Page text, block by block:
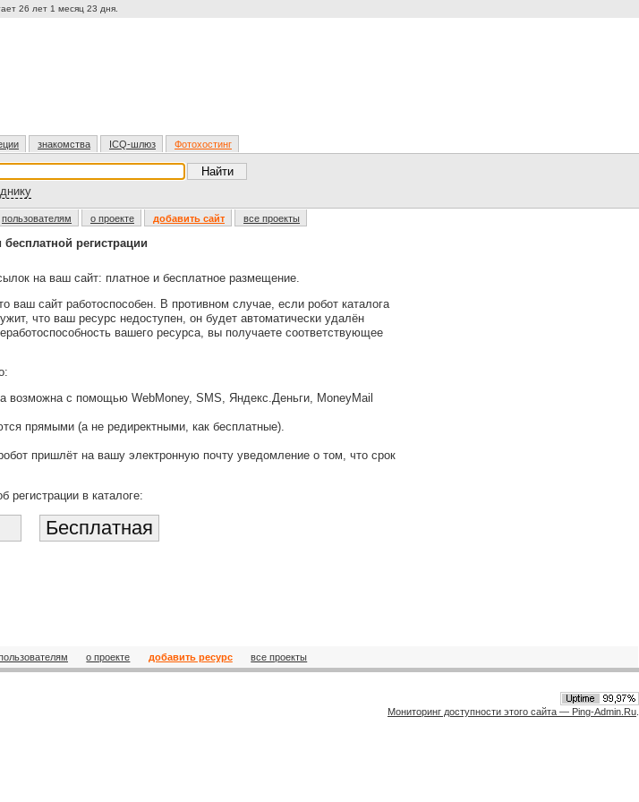
26 лет 1 месяц 23 дня.
знакомства ICQ-шлюз Фотохостинг
пользователям о проекте добавить сайт все проекты
регистрации
на ваш сайт: платное и бесплатное размещение.
сайт работоспособен. В противном случае, если робот каталога
что ваш ресурс недоступен, он будет автоматически удалён
вашего ресурса, вы получаете соответствующее
с помощью WebMoney, SMS, Яндекс.Деньги, MoneyMail
прямыми (а не редиректными, как бесплатные).
пришлёт на вашу электронную почту уведомление о том, что срок
регистрации в каталоге:
о проекте добавить ресурс все проекты
Мониторинг доступности этого сайта — Ping-Admin.Ru